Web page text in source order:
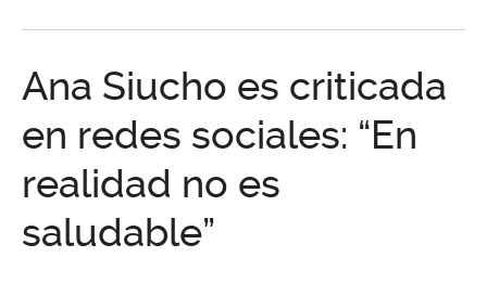
Ana Siucho es criticada
en redes sociales: “En
realidad no es
saludable”